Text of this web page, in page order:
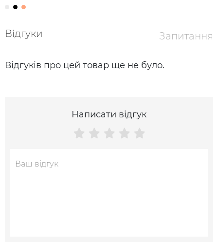
Відгуки Запитання
Відгуків про цей товар ще не було.
Написати відгук